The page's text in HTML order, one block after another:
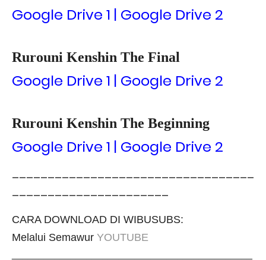
Google Drive 1 | Google Drive 2
Rurouni Kenshin The Final
Google Drive 1 | Google Drive 2
Rurouni Kenshin The Beginning
Google Drive 1 | Google Drive 2
__________________________________
______________________
CARA DOWNLOAD DI WIBUSUBS:
Melalui Semawur YOUTUBE